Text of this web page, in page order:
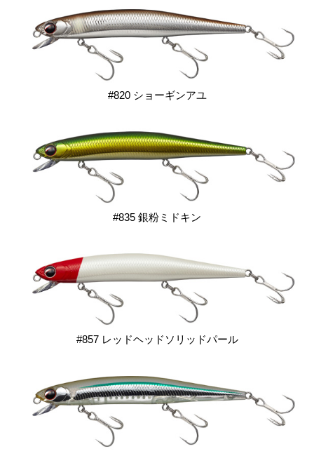
#820 ショーギンアユ
#835 銀粉ミドキン
#857 レッドヘッドソリッドパール